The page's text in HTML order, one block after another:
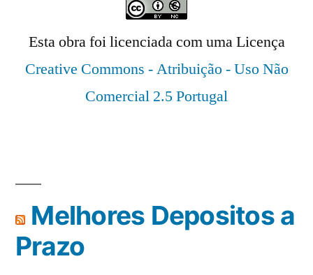
Esta obra foi licenciada com uma Licença
Creative Commons - Atribuição - Uso Não
Comercial 2.5 Portugal
Melhores Depositos a
Prazo